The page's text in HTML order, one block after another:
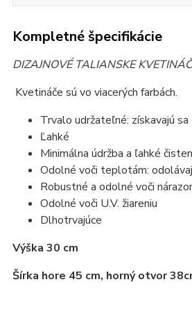
Kompletné špecifikácie
DIZAJNOVÉ TALIANSKE
Kvetináče sú vo viacerých
Trvalo udržateľné: získavajú
Ľahké
Minimálna údržba a ľahké
Odolné voči teplotám:
Robustné a odolné voči
Odolné voči U.V. žiareniu
Dlhotrvajúce
Výška 30 cm
Šírka hore 45 cm, horný otvor